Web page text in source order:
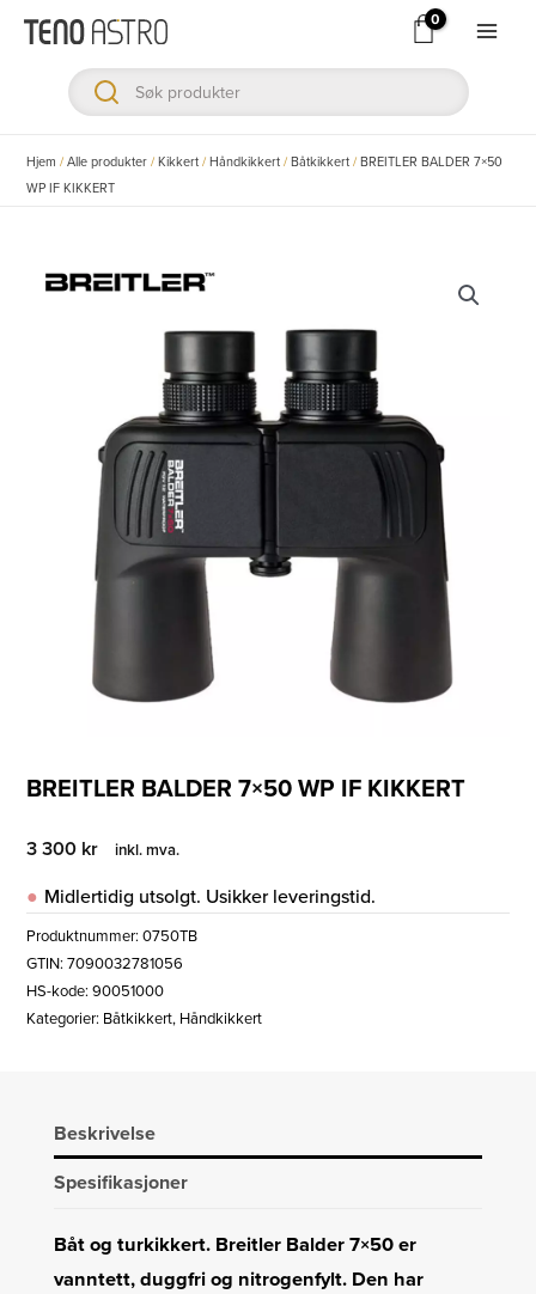
Hopp
innholdet
Hjem /Alle produkter /Kikkert /Håndkikkert /Båtkikkert /BREITLER BALDER 7×50
WP IF KIKKERT
BREITLER BALDER 7×50 WP IF KIKKERT
3 300 kr inkl. mva.
Midlertidig utsolgt. Usikker leveringstid.
Produktnummer:0750TB
GTIN: 7090032781056
HS-kode: 90051000
Kategorier: Båtkikkert, Håndkikkert
Beskrivelse
Spesifikasjoner
Båt og turkikkert. Breitler Balder 7×50 er
vanntett, duggfri og nitrogenfylt. Den har